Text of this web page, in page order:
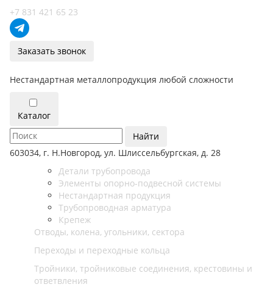
+7 831 421 65 23
Заказать звонок
Нестандартная металлопродукция любой сложности
Каталог
Найти
603034, г. Н.Новгород, ул. Шлиссельбургская, д. 28
Детали трубопровода
Элементы опорно-подвесной системы
Нестандартная продукция
Трубопроводная арматура
Крепеж
Отводы, колена, угольники, сектора
Переходы и переходные кольца
Тройники, тройниковые соединения, крестовины и
ответвления